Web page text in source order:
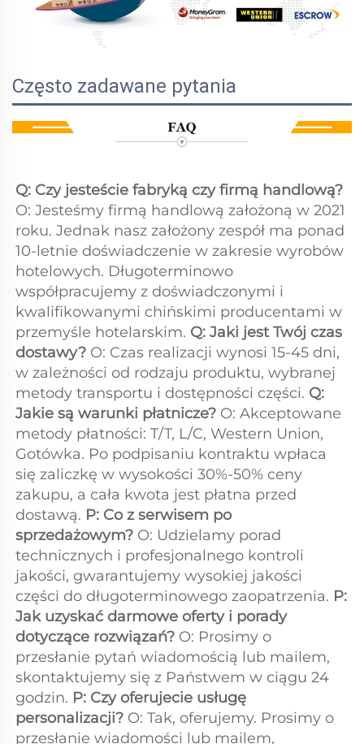
Często zadawane pytania
O: Jesteśmy firmą handlową założoną w 2021
roku. Jednak nasz założony zespół ma ponad
10-letnie doświadczenie w zakresie wyrobów
hotelowych. Długoterminowo
współpracujemy z doświadczonymi i
kwalifikowanymi chińskimi producentami w
przemyśle hotelarskim. Q: Jaki jest Twój czas
dostawy? O: Czas realizacji wynosi 15-45 dni,
w zależności od rodzaju produktu, wybranej
metody transportu i dostępności części. Q:
Jakie są warunki płatnicze? O: Akceptowane
metody płatności: T/T, L/C, Western Union,
Gotówka. Po podpisaniu kontraktu wpłaca
się zaliczkę w wysokości 30%-50% ceny
zakupu, a cała kwota jest płatna przed
dostawą. P: Co z serwisem po
sprzedażowym? O: Udzielamy porad
technicznych i profesjonalnego kontroli
jakości, gwarantujemy wysokiej jakości
części do długoterminowego zaopatrzenia. P:
Jak uzyskać darmowe oferty i porady
dotyczące rozwiązań? O: Prosimy o
przesłanie pytań wiadomością lub mailem,
skontaktujemy się z Państwem w ciągu 24
godzin. P: Czy oferujecie usługę
personalizacji? O: Tak, oferujemy. Prosimy o
przesłanie wiadomości lub mailem,